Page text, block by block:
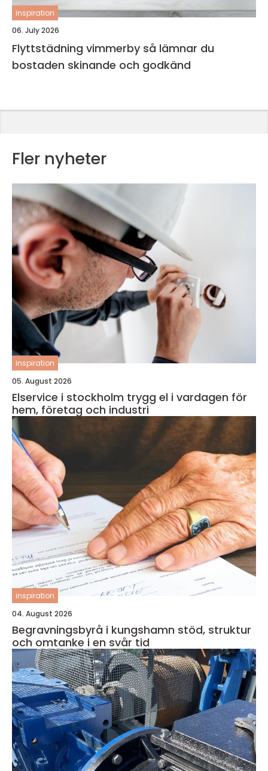
inspiration
06. July 2026
Flyttstädning vimmerby så lämnar du
bostaden skinande och godkänd
Fler nyheter
inspiration
05. August 2026
Elservice i stockholm trygg el i vardagen för
hem, företag och industri
inspiration
04. August 2026
Begravningsbyrå i kungshamn stöd, struktur
och omtanke i en svår tid